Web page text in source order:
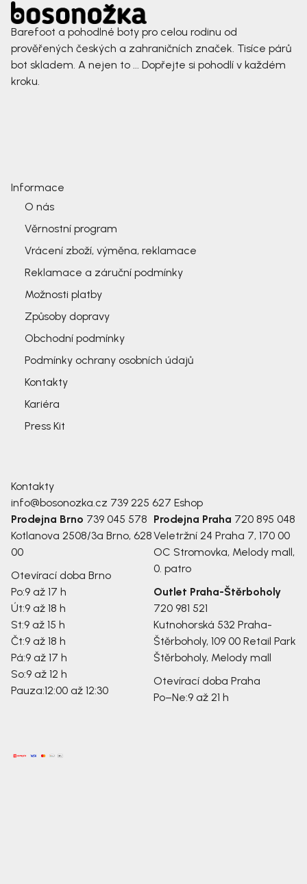
Barefoot a pohodlné boty pro celou rodinu od
prověřených českých a zahraničních značek. Tisíce párů
bot skladem. A nejen to ... Dopřejte si pohodlí v každém
kroku.
Informace
O nás
Věrnostní program
Vrácení zboží, výměna, reklamace
Reklamace a záruční podmínky
Možnosti platby
Způsoby dopravy
Obchodní podmínky
Podmínky ochrany osobních údajů
Kontakty
Kariéra
Press Kit
Kontakty
info@bosonozka.cz 739 225 627 Eshop
Prodejna Brno 739 045 578
Kotlanova 2508/3a Brno, 628
00
Otevírací doba Brno
Po:9 až 17 h
Út:9 až 18 h
St:9 až 15 h
Čt:9 až 18 h
Pá:9 až 17 h
So:9 až 12 h
Pauza:12:00 až 12:30
Prodejna Praha 720 895 048
Veletržní 24 Praha 7, 170 00
OC Stromovka, Melody mall,
0. patro
Outlet Praha-Štěrboholy
720 981 521
Kutnohorská 532 Praha-
Štěrboholy, 109 00 Retail Park
Štěrboholy, Melody mall
Otevírací doba Praha
Po–Ne:9 až 21 h